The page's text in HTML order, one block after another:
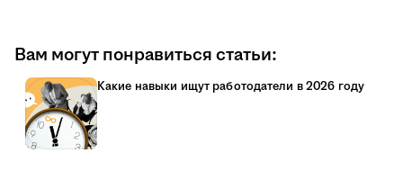
Вам могут понравиться статьи:
Какие навыки ищут работодатели в 2026 году